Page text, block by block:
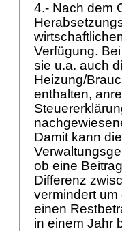
4.- Nach dem
Verfügung.
sie u.a. auch
Heizung/
enthalten,
Damit kann
ob eine
Differenz
vermindert
einen
in einem Jahr